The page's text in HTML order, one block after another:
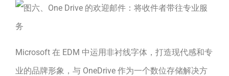
Microsoft 在 EDM 中运用非衬线字体，打造现代感和专
业的品牌形象，与 OneDrive 作为一个数位存储解决方